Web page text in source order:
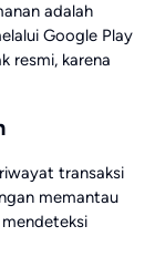
adalah
Google Play
resmi, karena
transaksi
memantau